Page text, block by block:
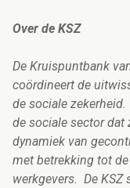
Over de KSZ
De Kruispuntbank
coördineert de
de sociale
de sociale sector dat
dynamiek van
met betrekking tot
werkgevers. De KSZ